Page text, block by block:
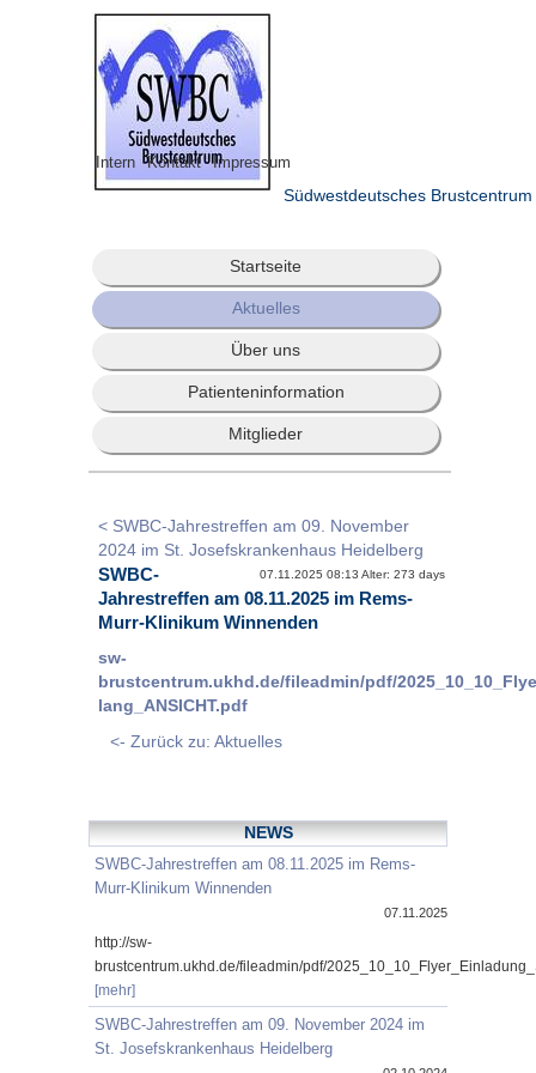
Intern Kontakt Impressum
Südwestdeutsches Brustcentrum
Startseite
Aktuelles
Über uns
Patienteninformation
Mitglieder
< SWBC-Jahrestreffen am 09. November
2024 im St. Josefskrankenhaus Heidelberg
07.11.2025 08:13 Alter: 273 days
SWBC-
Jahrestreffen am 08.11.2025 im Rems-
Murr-Klinikum Winnenden
sw-
brustcentrum.ukhd.de/fileadmin/pdf/
lang_ANSICHT.pdf
<- Zurück zu: Aktuelles
NEWS
SWBC-Jahrestreffen am 08.11.2025 im Rems-
Murr-Klinikum Winnenden
07.11.2025
http://sw-
brustcentrum.ukhd.de/fileadmin/pdf/
[mehr]
SWBC-Jahrestreffen am 09. November 2024 im
St. Josefskrankenhaus Heidelberg